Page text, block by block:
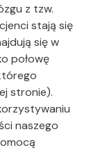
z tzw.
stają się
się w
połowę
stronie).
naszego